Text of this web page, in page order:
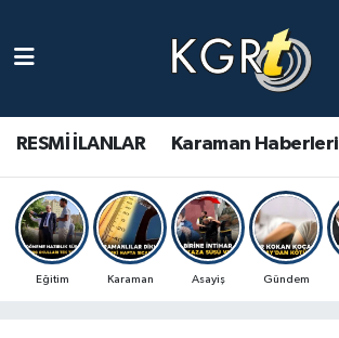
RESMİ İLANLAR Karaman Haberleri
Eğitim Karaman Asayiş Gündem
Gündem Haberleri
Güncel Haberler
Spor Haberleri